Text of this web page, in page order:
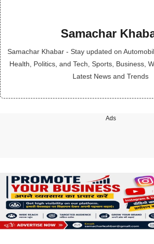
Samachar
Samachar Khabar - Stay updated on
Health, Politics, and Tech, Sports, Business,
Latest News and Trends
Ads